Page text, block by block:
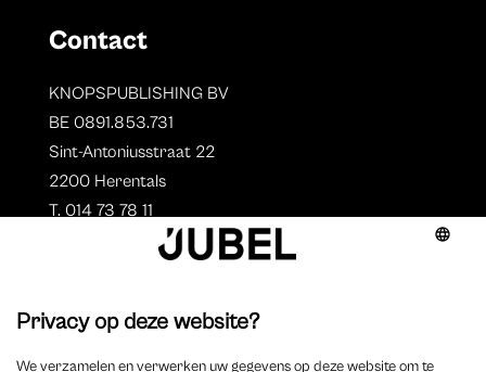
Contact
KNOPSPUBLISHING BV
BE 0891.853.731
Sint-Antoniusstraat 22
2200 Herentals
T. 014 73 78 11
Aperçu des auteurs